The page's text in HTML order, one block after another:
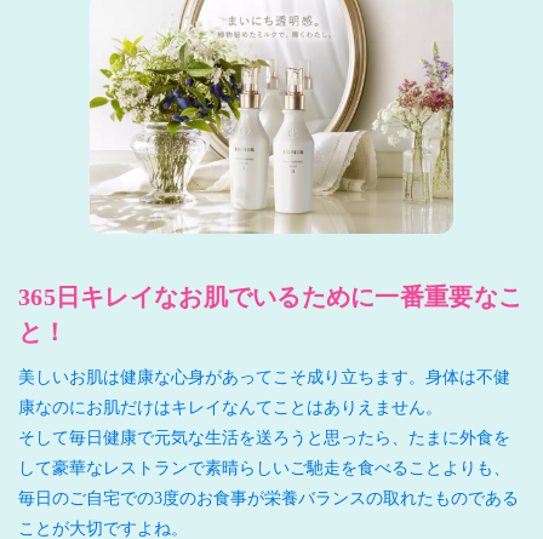
365日キレイなお肌でいるために一番重要なこ
と！
美しいお肌は健康な心身があってこそ成り立ちます。身体は不健
康なのにお肌だけはキレイなんてことはありえません。
そして毎日健康で元気な生活を送ろうと思ったら、たまに外食を
して豪華なレストランで素晴らしいご馳走を食べることよりも、
毎日のご自宅での3度のお食事が栄養バランスの取れたものである
ことが大切ですよね。